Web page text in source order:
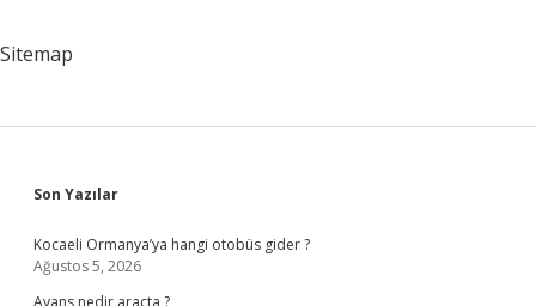
Sitemap
Sidebar
Son Yazılar
Kocaeli Ormanya’ya hangi otobüs gider ?
Ağustos 5, 2026
Avans nedir araçta ?